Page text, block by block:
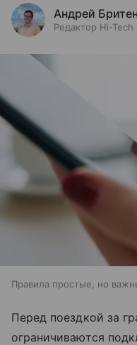
Андрей
Редактор Hi-Tech
Правила простые, но
Перед поездкой за
ограничиваются